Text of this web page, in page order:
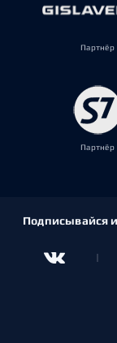
Партнёр
Партнёр
Подписывайся